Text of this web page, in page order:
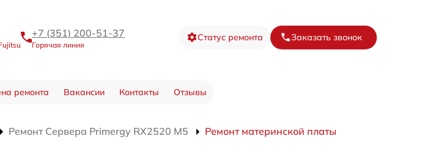
+7 (351) 200-51-37
Горячая линия
Статус ремонта Заказать звонок
ремонта Вакансии Контакты Отзывы
Ремонт Сервера Primergy RX2520 M5 Ремонт материнской платы